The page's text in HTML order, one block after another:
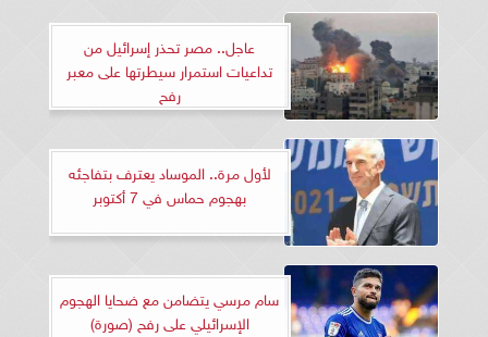
عاجل.. مصر تحذر إسرائيل من
تداعيات استمرار سيطرتها على معبر
رفح
لأول مرة.. الموساد يعترف بتفاجئه
بهجوم حماس في 7 أكتوبر
سام مرسي يتضامن مع ضحايا الهجوم
الإسرائيلي على رفح (صورة)